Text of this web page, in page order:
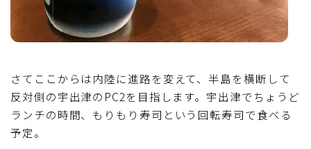
さてここからは内陸に進路を変えて、半島を横断して
反対側の宇出津のPC2を目指します。宇出津でちょうど
ランチの時間、もりもり寿司という回転寿司で食べる
予定。